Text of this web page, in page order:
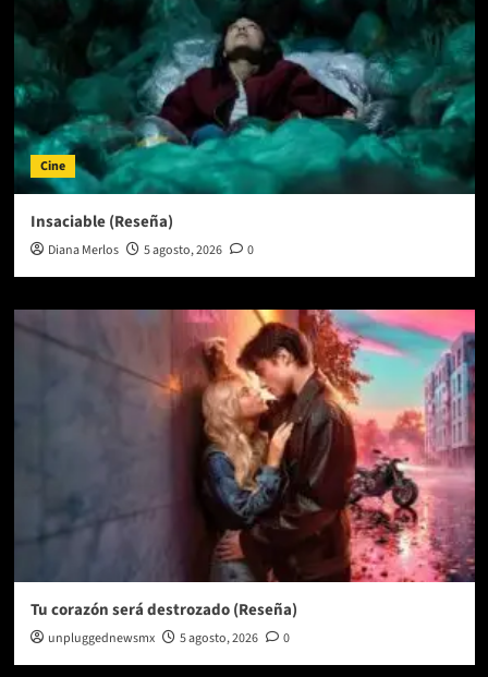
Cine
Insaciable (Reseña)
Diana Merlos 5 agosto, 2026 0
Tu corazón será destrozado (Reseña)
unpluggednewsmx 5 agosto, 2026 0